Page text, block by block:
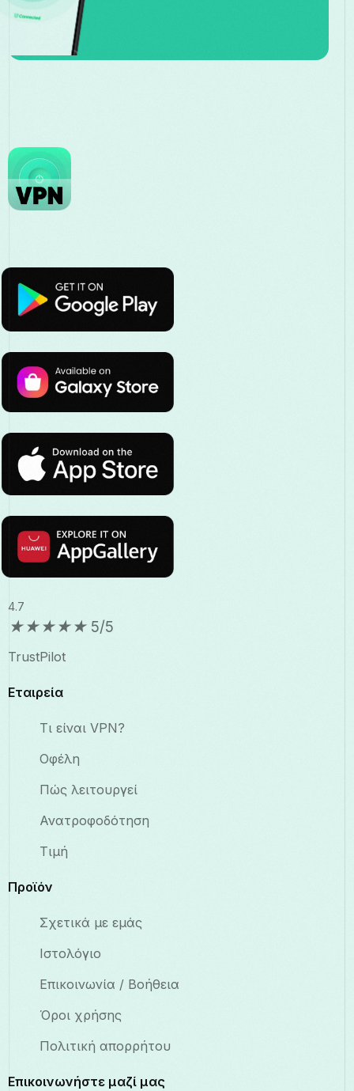
4.7
★★★★★ 5/5
TrustPilot
Εταιρεία
Τι είναι VPN?
Οφέλη
Πώς λειτουργεί
Ανατροφοδότηση
Τιμή
Προϊόν
Σχετικά με εμάς
Ιστολόγιο
Επικοινωνία / Βοήθεια
Όροι χρήσης
Πολιτική απορρήτου
Επικοινωνήστε μαζί μας